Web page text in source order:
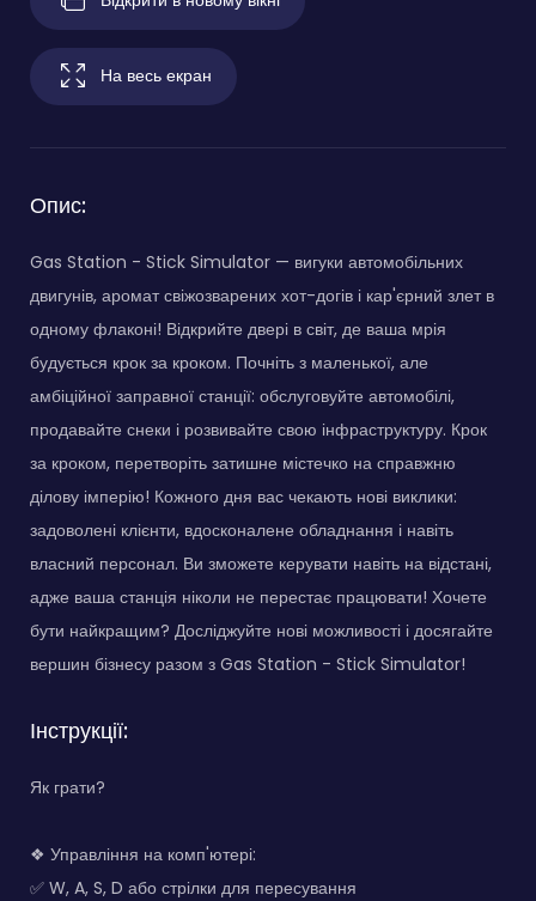
На весь екран
Опис:
Gas Station - Stick Simulator — вигуки автомобільних
двигунів, аромат свіжозварених хот-догів і кар'єрний злет в
одному флаконі! Відкрийте двері в світ, де ваша мрія
будується крок за кроком. Почніть з маленької, але
амбіційної заправної станції: обслуговуйте автомобілі,
продавайте снеки і розвивайте свою інфраструктуру. Крок
за кроком, перетворіть затишне містечко на справжню
ділову імперію! Кожного дня вас чекають нові виклики:
задоволені клієнти, вдосконалене обладнання і навіть
власний персонал. Ви зможете керувати навіть на відстані,
адже ваша станція ніколи не перестає працювати! Хочете
бути найкращим? Досліджуйте нові можливості і досягайте
вершин бізнесу разом з Gas Station - Stick Simulator!
Інструкції:
Як грати?
❖ Управління на комп'ютері:
✅ W, A, S, D або стрілки для пересування